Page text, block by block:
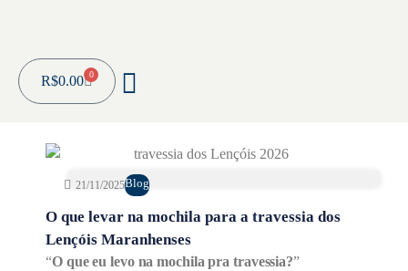
R$0.00 0
21/11/2025Blog
O que levar na mochila para a travessia dos
Lençóis Maranhenses
“O que eu levo na mochila pra travessia?”